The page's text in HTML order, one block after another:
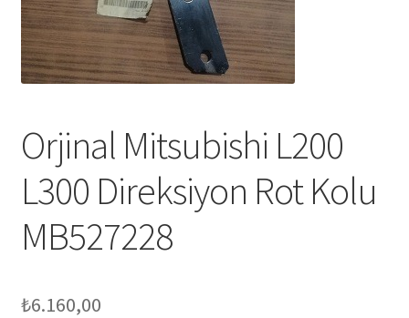
Orjinal Mitsubishi L200
L300 Direksiyon Rot Kolu
MB527228
₺6.160,00